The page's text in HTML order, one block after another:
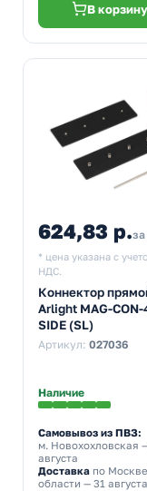
В корзину
624,83 р.
* цена указана с
НДС.
Коннектор
Arlight MAG-CON-
SIDE (SL)
Артикул: 027036
Наличие
Самовывоз из ПВЗ:
м. Новохохловская
августа
Доставка по
области — 31 августа